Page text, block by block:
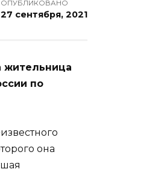
ОПУБЛИКОВАНО
27 сентября, 2021
жительница
по
она